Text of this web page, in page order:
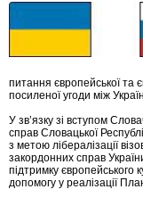
питання європейської та
посиленої угоди між
У зв’язку зі вступом
справ Словацької
з метою лібералізації
закордонних справ
підтримку європейського
допомогу у реалізації